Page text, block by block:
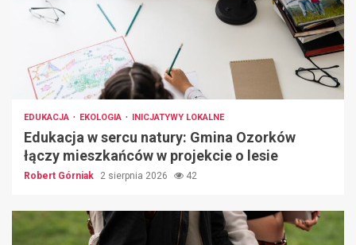
EDUKACJA EKOLOGIA INICJATYWY LOKALNE
Edukacja w sercu natury: Gmina Ozorków
łączy mieszkańców w projekcie o lesie
Robert Górniak 2 sierpnia 2026 42